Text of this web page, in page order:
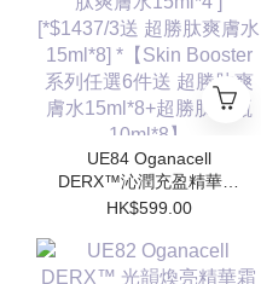
UE84 Oganacell
DERX™沁潤充盈精華霜
$599/1 ｜[*$958/2 送超
[*$1437/3送 超勝肽爽膚
水15ml*8] *【Skin
HK$599.00